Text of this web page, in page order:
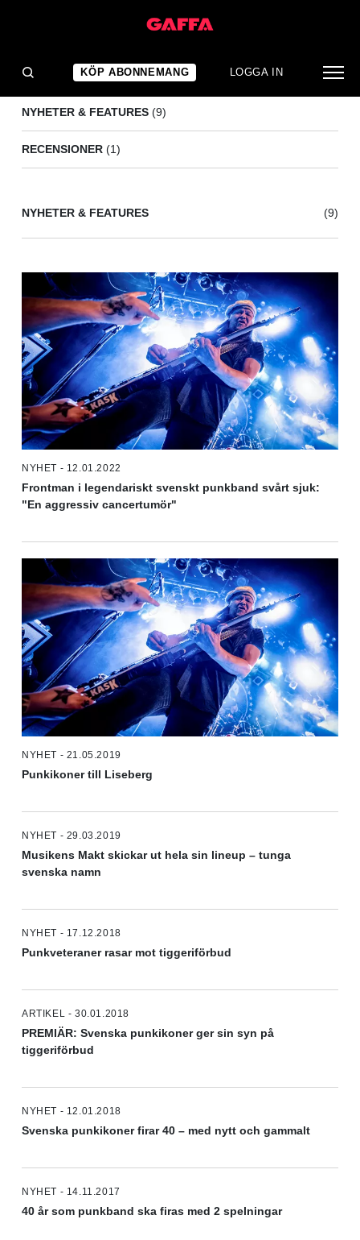
KÖP ABONNEMANG LOGGA IN
NYHETER & FEATURES (9)
RECENSIONER (1)
NYHETER & FEATURES (9)
NYHET - 12.01.2022
Frontman i legendariskt svenskt punkband svårt sjuk:
"En aggressiv cancertumör"
NYHET - 21.05.2019
Punkikoner till Liseberg
NYHET - 29.03.2019
Musikens Makt skickar ut hela sin lineup – tunga
svenska namn
NYHET - 17.12.2018
Punkveteraner rasar mot tiggeriförbud
ARTIKEL - 30.01.2018
PREMIÄR: Svenska punkikoner ger sin syn på
tiggeriförbud
NYHET - 12.01.2018
Svenska punkikoner firar 40 – med nytt och gammalt
NYHET - 14.11.2017
40 år som punkband ska firas med 2 spelningar